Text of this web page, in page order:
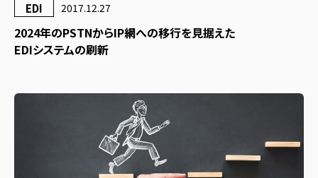
EDI 2017.12.27
2024年のPSTNからIP網への移行を見据えた
EDIシステムの刷新